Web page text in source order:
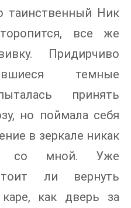
таинственный Ник
все же
Придирчиво
темные
принять
но поймала себя
в зеркале никак
со мной. Уже
ли вернуть
как дверь за